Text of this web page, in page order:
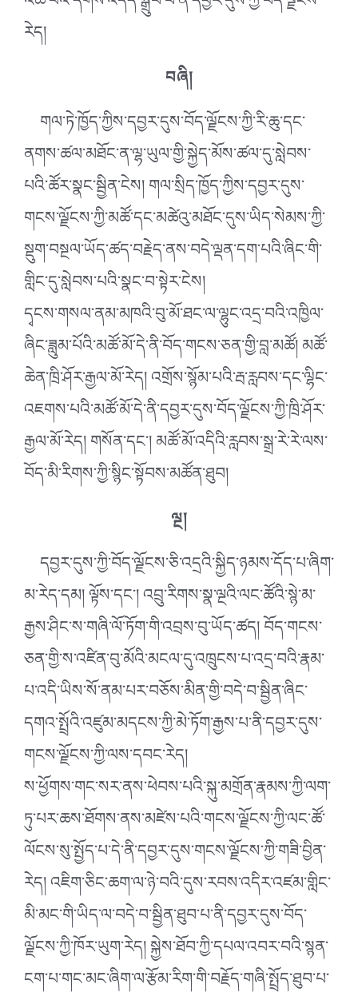
རེད།
བཞི།
གལ་ཏེ་ཁྱོད་ཀྱིས་དབྱར་དུས་བོད་ལྗོངས་ཀྱི་རི་ཆུ་དང་
ནགས་ཚལ་མཐོང་ན་ལྷ་ཡུལ་གྱི་སྐྱེད་མོས་ཚལ་དུ་སླེབས་
པའི་ཚོར་སྣང་སྦྱིན་ངེས། གལ་སྲིད་ཁྱོད་ཀྱིས་དབྱར་དུས་
གངས་ལྗོངས་ཀྱི་མཚོ་དང་མཚེའུ་མཐོང་དུས་ཡིད་སེམས་ཀྱི་
སྡུག་བསྔལ་ཡོད་ཚད་བརྗེད་ནས་བདེ་ལྡན་དག་པའི་ཞིང་གི་
གླིང་དུ་སླེབས་པའི་སྣང་བ་སྟེར་ངེས།
དྭངས་གསལ་ནམ་མཁའི་བུ་མོ་ཐང་ལ་ལྷུང་འདྲ་བའི་འཁྱིལ་
ཞིང་ཟླུམ་པོའི་མཚོ་མོ་དེ་ནི་བོད་གངས་ཅན་གྱི་བླ་མཚོ། མཚོ་
ཆེན་ཁྲི་ཤོར་རྒྱལ་མོ་རེད། འགྲོས་སྙོམ་པའི་རྦ་རླབས་དང་ལྷིང་
འཇགས་པའི་མཚོ་མོ་དེ་ནི་དབྱར་དུས་བོད་ལྗོངས་ཀྱི་ཁྲི་ཤོར་
རྒྱལ་མོ་རེད། གསོན་དང༌། མཚོ་མོ་འདིའི་རླབས་སྒྲ་རེ་རེ་ལས་
བོད་མི་རིགས་ཀྱི་སྙིང་སྟོབས་མཚོན་ཐུབ།
ལྔ།
དབྱར་དུས་ཀྱི་བོད་ལྗོངས་ཅི་འདྲའི་སྐྱིད་ཉམས་དོད་པ་ཞིག་
མ་རེད་དམ། ལྟོས་དང༌། འབྲུ་རིགས་སྣ་ལྔའི་ལང་ཚོའི་སྙེ་མ་
རྒྱས་ཤིང་ས་གཞི་ལོ་ཏོག་གི་འབྲས་བུ་ཡོད་ཚད། བོད་གངས་
ཅན་གྱི་ས་འཛིན་བུ་མོའི་མངལ་དུ་འཁྲུངས་པ་འདྲ་བའི་རྣམ་
པ་འདི་ཡིས་སོ་ནམ་པར་བཅོས་མིན་གྱི་བདེ་བ་སྦྱིན་ཞིང་
དགའ་སྤྲོའི་འཛུམ་མདངས་ཀྱི་མེ་ཏོག་རྒྱས་པ་ནི་དབྱར་དུས་
གངས་ལྗོངས་ཀྱི་ལས་དབང་རེད།
ས་ཕྱོགས་གང་སར་ནས་ཕེབས་པའི་སྐུ་མགྲོན་རྣམས་ཀྱི་ལག་
ཏུ་པར་ཆས་ཐོགས་ནས་མཛེས་པའི་གངས་ལྗོངས་ཀྱི་ལང་ཚོ་
ལོངས་སུ་སྤྱོད་པ་དེ་ནི་དབྱར་དུས་གངས་ལྗོངས་ཀྱི་གཟི་བྱིན་
རེད། འཇིག་ཅིང་ཆག་ལ་ཉེ་བའི་དུས་རབས་འདིར་འཛམ་གླིང་
མི་མང་གི་ཡིད་ལ་བདེ་བ་སྦྱིན་ཐུབ་པ་ནི་དབྱར་དུས་བོད་
ལྗོངས་ཀྱི་ཁོར་ཡུག་རེད། སྐྱེས་ཐོབ་ཀྱི་དཔལ་འབར་བའི་སྙན་
ངག་པ་གང་མང་ཞིག་ལ་རྩོམ་རིག་གི་བརྗོད་གཞི་སྤྲོད་ཐུབ་པ་